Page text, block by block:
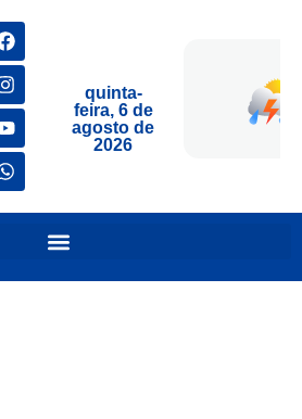
quinta-
feira, 6 de
agosto de
2026